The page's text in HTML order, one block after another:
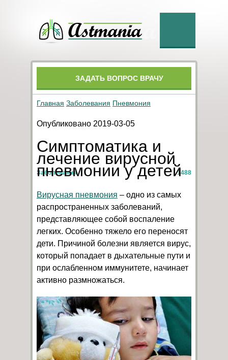
ЗАДАТЬ ВОПРОС ВРАЧУ
Главная Заболевания Пневмония
Опубликовано 2019-03-05
Симптоматика и
лечение вирусной
пневмонии у детей
Заболевания 1488
Вирусная пневмония – одно из самых
распространенных заболеваний,
представляющее собой воспаление
легких. Особенно тяжело его переносят
дети. Причиной болезни является вирус,
который попадает в дыхательные пути и
при ослабленном иммунитете, начинает
активно размножаться.